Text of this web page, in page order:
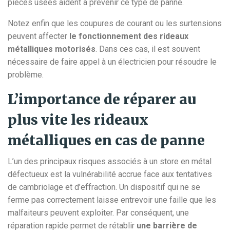
pièces usées aident à prévenir ce type de panne.
Notez enfin que les coupures de courant ou les surtensions
peuvent affecter le fonctionnement des rideaux
métalliques motorisés. Dans ces cas, il est souvent
nécessaire de faire appel à un électricien pour résoudre le
problème.
L’importance de réparer au
plus vite les rideaux
métalliques en cas de panne
L’un des principaux risques associés à un store en métal
défectueux est la vulnérabilité accrue face aux tentatives
de cambriolage et d’effraction. Un dispositif qui ne se
ferme pas correctement laisse entrevoir une faille que les
malfaiteurs peuvent exploiter. Par conséquent, une
réparation rapide permet de rétablir une barrière de